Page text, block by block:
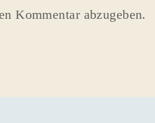
Kommentar abzugeben.